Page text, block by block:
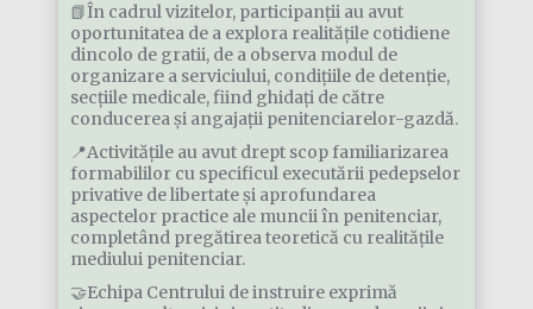
📗În cadrul vizitelor, participanții au avut
oportunitatea de a explora realitățile cotidiene
dincolo de gratii, de a observa modul de
organizare a serviciului, condițiile de detenție,
secțiile medicale, fiind ghidați de către
conducerea și angajații penitenciarelor-gazdă.
📍Activitățile au avut drept scop familiarizarea
formabililor cu specificul executării pedepselor
privative de libertate și aprofundarea
aspectelor practice ale muncii în penitenciar,
completând pregătirea teoretică cu realitățile
mediului penitenciar.
🤝Echipa Centrului de instruire exprimă